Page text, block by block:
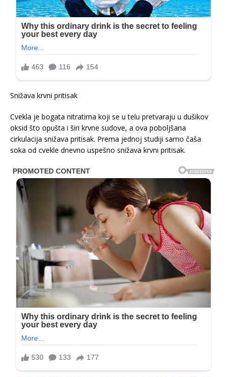
Snižava krvni pritisak
Cvekla je bogata nitratima koji se u telu pretvaraju u dušikov
oksid što opušta i širi krvne sudove, a ova poboljšana
cirkulacija snižava pritisak. Prema jednoj studiji samo čaša
soka od cvekle dnevno uspešno snižava krvni pritisak.